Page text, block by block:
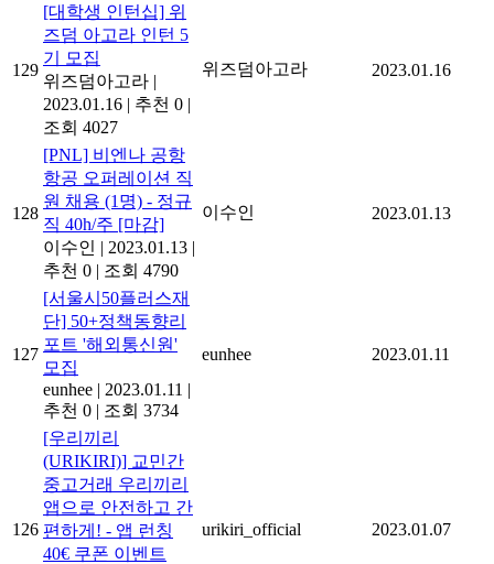
129
[대학생 인턴십] 위
즈덤 아고라 인턴 5
기 모집
위즈덤아고라 |
2023.01.16 | 추천 0 |
조회 4027
위즈덤아고라 2023.01.16
128
[PNL] 비엔나 공항
항공 오퍼레이션 직
원 채용 (1명) - 정규
직 40h/주 [마감]
이수인 | 2023.01.13 |
추천 0 | 조회 4790
이수인 2023.01.13
127
[서울시50플러스재
단] 50+정책동향리
포트 '해외통신원'
모집
eunhee | 2023.01.11 |
추천 0 | 조회 3734
eunhee 2023.01.11
126
[우리끼리
(URIKIRI)] 교민간
중고거래 우리끼리
앱으로 안전하고 간
편하게! - 앱 런칭
40€ 쿠폰 이벤트
urikiri_official 2023.01.07